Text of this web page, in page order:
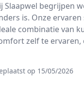
Slaapwel begrijpen
is. Onze
combinatie van
zelf te ervaren,
op 15/05/2026